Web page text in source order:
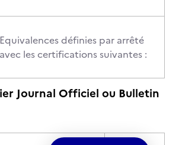
Equivalences définies par arrêté
avec les certifications suivantes :
Journal Officiel ou Bulletin